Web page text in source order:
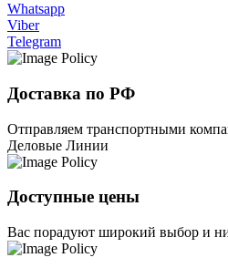
Whatsapp
Viber
Telegram
Доставка по РФ
Отправляем транспортными
Деловые Линии
Доступные цены
Вас порадуют широкий выбор и